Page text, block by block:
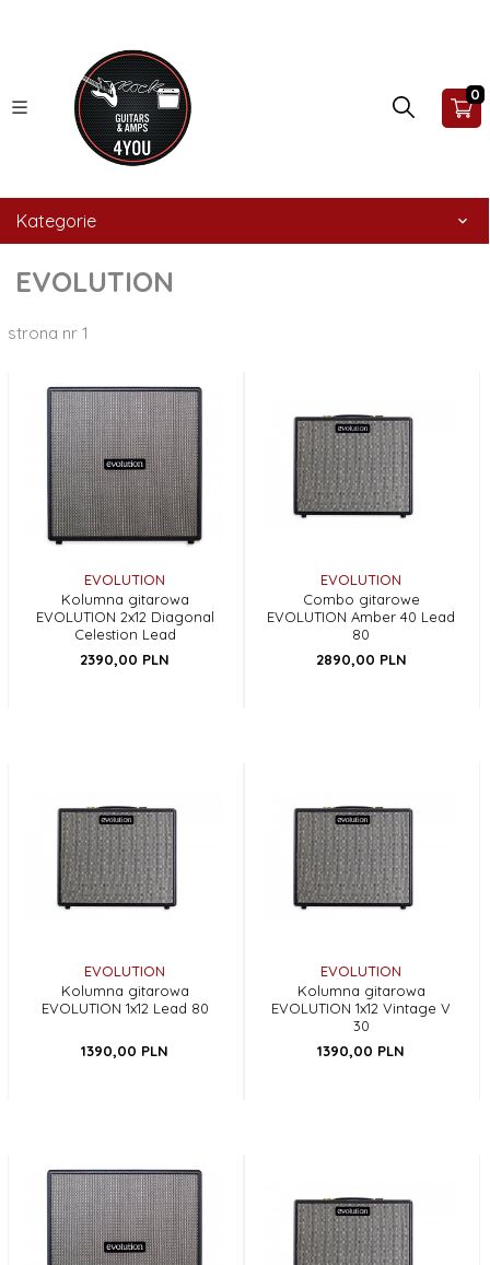
0
Kategorie
EVOLUTION
strona nr 1
EVOLUTION
Kolumna gitarowa
EVOLUTION 2x12 Diagonal
Celestion Lead
2390,00 PLN
EVOLUTION
Combo gitarowe
EVOLUTION Amber 40 Lead
80
2890,00 PLN
EVOLUTION
Kolumna gitarowa
EVOLUTION 1x12 Lead 80
1390,00 PLN
EVOLUTION
Kolumna gitarowa
EVOLUTION 1x12 Vintage V
30
1390,00 PLN